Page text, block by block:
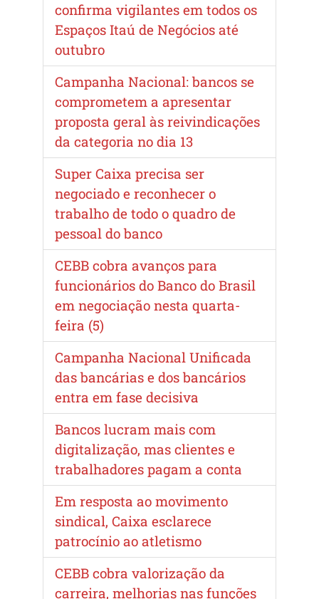
confirma vigilantes em todos os
Espaços Itaú de Negócios até
outubro
Campanha Nacional: bancos se
comprometem a apresentar
proposta geral às reivindicações
da categoria no dia 13
Super Caixa precisa ser
negociado e reconhecer o
trabalho de todo o quadro de
pessoal do banco
CEBB cobra avanços para
funcionários do Banco do Brasil
em negociação nesta quarta-
feira (5)
Campanha Nacional Unificada
das bancárias e dos bancários
entra em fase decisiva
Bancos lucram mais com
digitalização, mas clientes e
trabalhadores pagam a conta
Em resposta ao movimento
sindical, Caixa esclarece
patrocínio ao atletismo
CEBB cobra valorização da
carreira, melhorias nas funções